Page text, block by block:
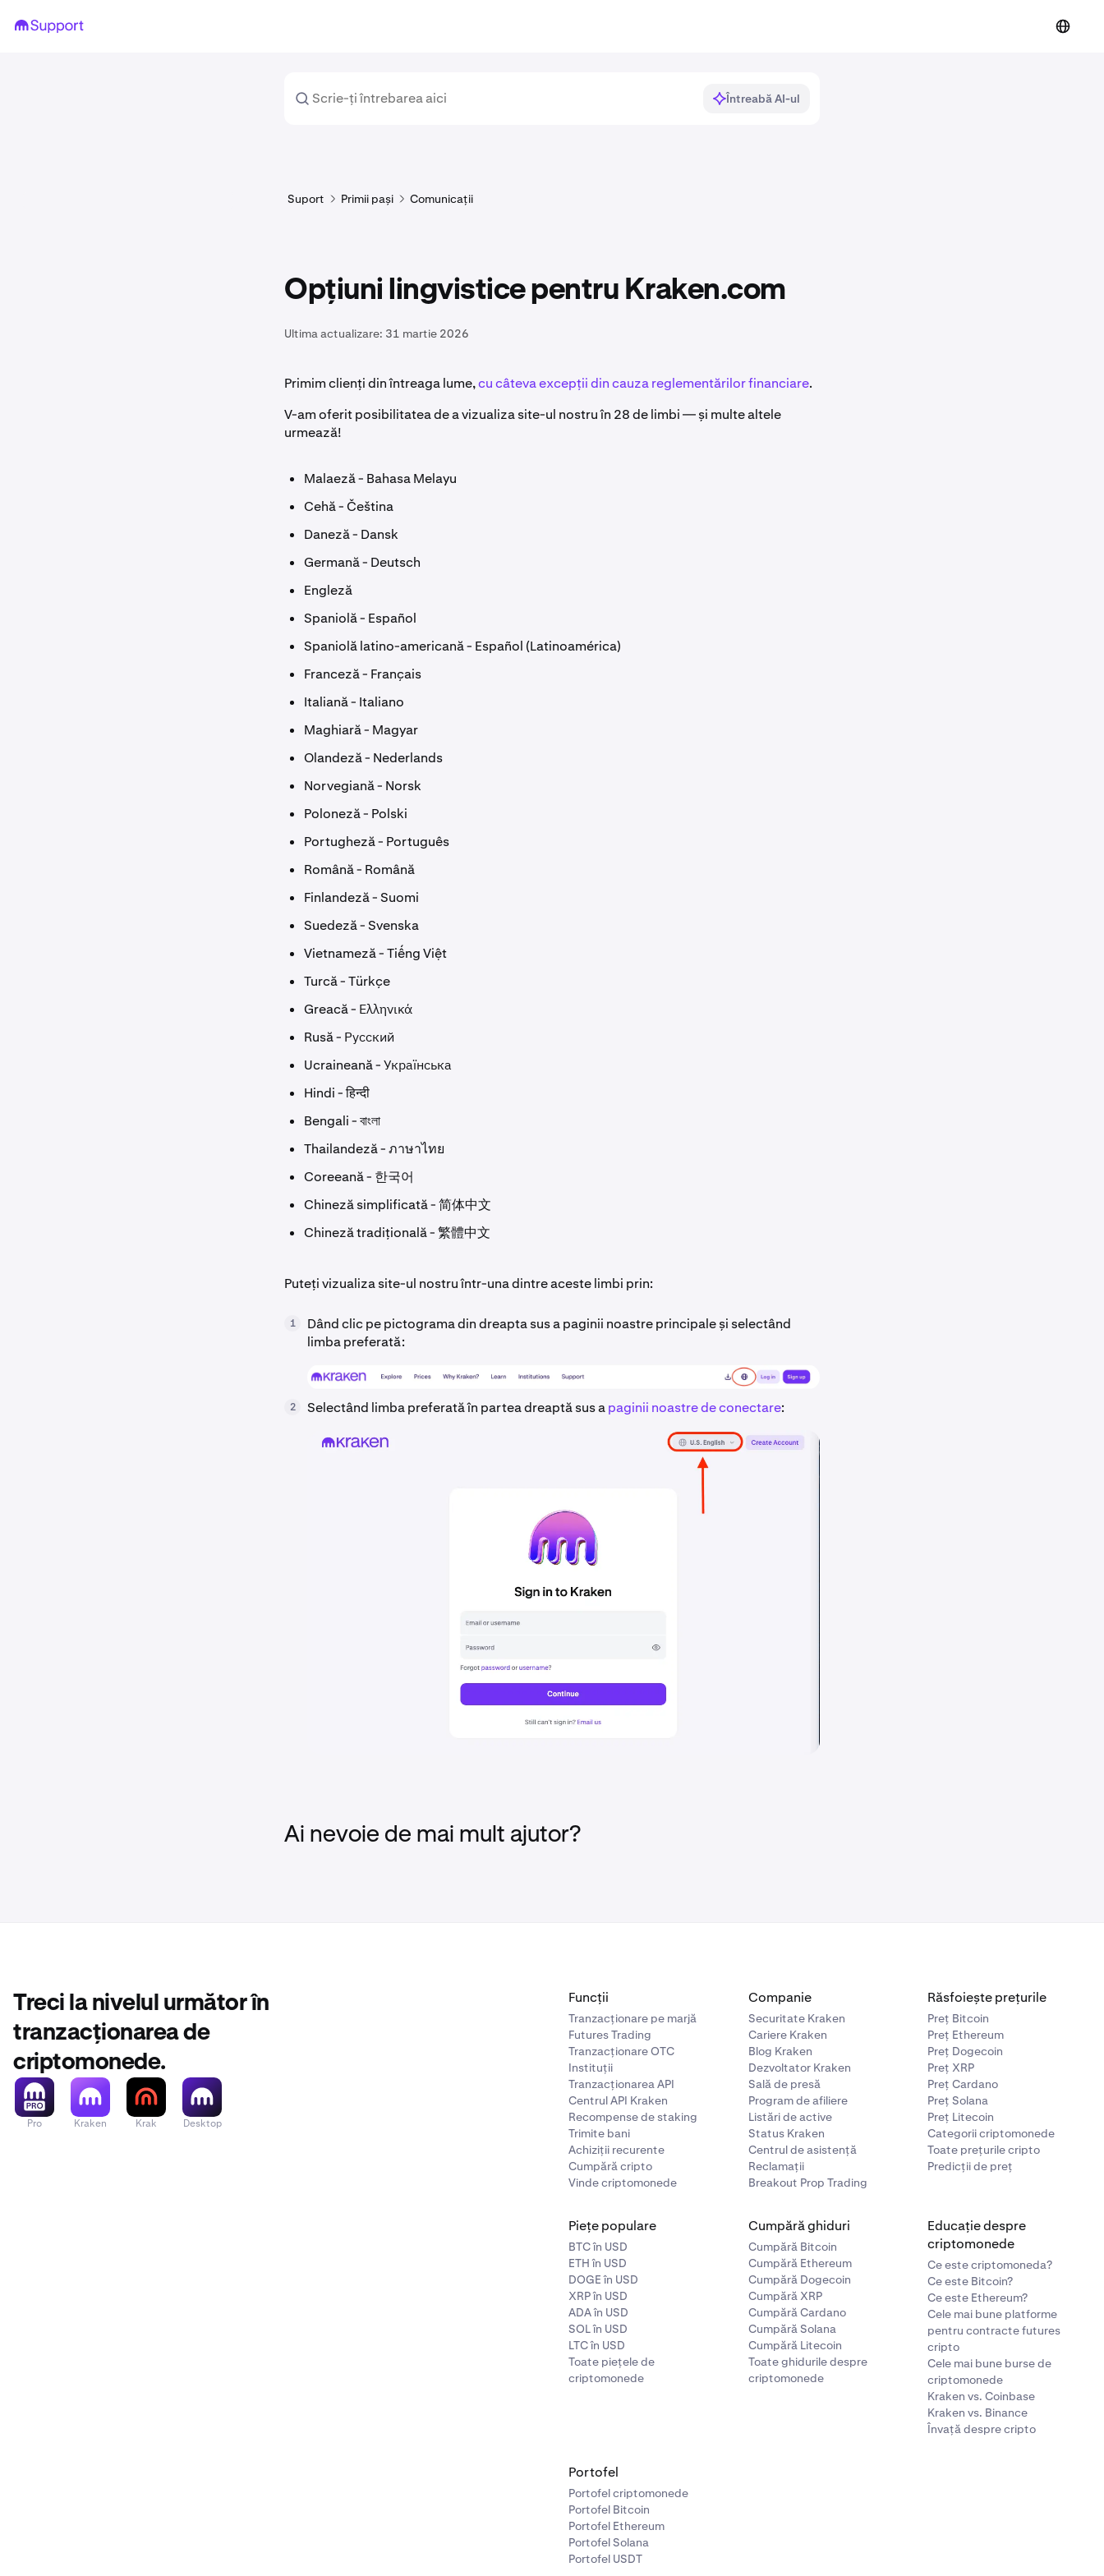
Întreabă AI-ul
Suport Primii pași Comunicații
Opțiuni lingvistice pentru Kraken.com
Ultima actualizare: 31 martie 2026
Primim clienți din întreaga lume,cu câteva excepții din cauza reglementărilor financiare.
V-am oferit posibilitatea de a vizualiza site-ul nostru în 28 de limbi — și multe altele
urmează!
Malaeză - Bahasa Melayu
Cehă - Čeština
Daneză - Dansk
Germană - Deutsch
Engleză
Spaniolă - Español
Spaniolă latino-americană - Español (Latinoamérica)
Franceză - Français
Italiană - Italiano
Maghiară - Magyar
Olandeză - Nederlands
Norvegiană - Norsk
Poloneză - Polski
Portugheză - Português
Română - Română
Finlandeză - Suomi
Suedeză - Svenska
Vietnameză - Tiếng Việt
Turcă - Türkçe
Greacă - Ελληνικά
Rusă - Русский
Ucraineană - Українська
Hindi - हिन्दी
Bengali - বাংলা
Thailandeză - ภาษาไทย
Coreeană - 한국어
Chineză simplificată - 简体中文
Chineză tradițională - 繁體中文
Puteți vizualiza site-ul nostru într-una dintre aceste limbi prin:
1
Dând clic pe pictograma din dreapta sus a paginii noastre principale și selectând
limba preferată:
2 Selectând limba preferată în partea dreaptă sus apaginii noastre de conectare:
Ai nevoie de mai mult ajutor?
Treci la nivelul următor în
tranzacționarea de
criptomonede.
Pro Kraken Krak Desktop
Funcții
Tranzacționare pe marjă
Futures Trading
Tranzacționare OTC
Instituții
Tranzacționarea API
Centrul API Kraken
Recompense de staking
Trimite bani
Achiziții recurente
Cumpără cripto
Vinde criptomonede
Companie
Securitate Kraken
Cariere Kraken
Blog Kraken
Dezvoltator Kraken
Sală de presă
Program de afiliere
Listări de active
Status Kraken
Centrul de asistență
Reclamații
Breakout Prop Trading
Răsfoiește prețurile
Preț Bitcoin
Preț Ethereum
Preț Dogecoin
Preț XRP
Preț Cardano
Preț Solana
Preț Litecoin
Categorii criptomonede
Toate prețurile cripto
Predicții de preț
Piețe populare
BTC în USD
ETH în USD
DOGE în USD
XRP în USD
ADA în USD
SOL în USD
LTC în USD
Toate piețele de
criptomonede
Cumpără ghiduri
Cumpără Bitcoin
Cumpără Ethereum
Cumpără Dogecoin
Cumpără XRP
Cumpără Cardano
Cumpără Solana
Cumpără Litecoin
Toate ghidurile despre
criptomonede
Educație despre
criptomonede
Ce este criptomoneda?
Ce este Bitcoin?
Ce este Ethereum?
Cele mai bune platforme
pentru contracte futures
cripto
Cele mai bune burse de
criptomonede
Kraken vs. Coinbase
Kraken vs. Binance
Învață despre cripto
Portofel
Portofel criptomonede
Portofel Bitcoin
Portofel Ethereum
Portofel Solana
Portofel USDT